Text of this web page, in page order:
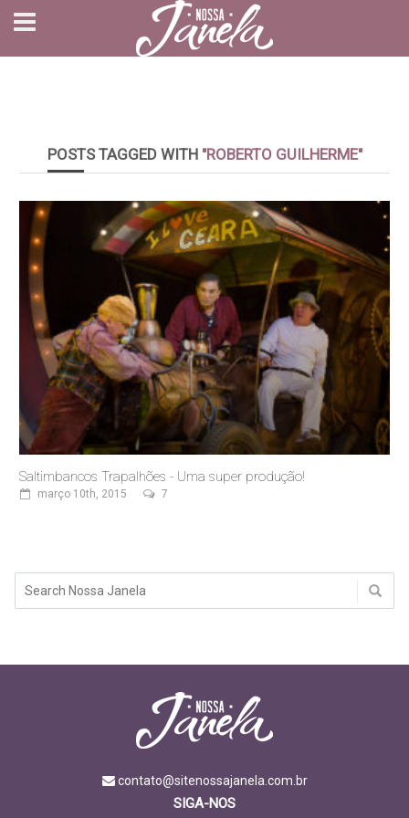
POSTS TAGGED WITH "ROBERTO GUILHERME"
Saltimbancos Trapalhões - Uma super produção!
março 10th, 2015 7
contato@sitenossajanela.com.br
SIGA-NOS